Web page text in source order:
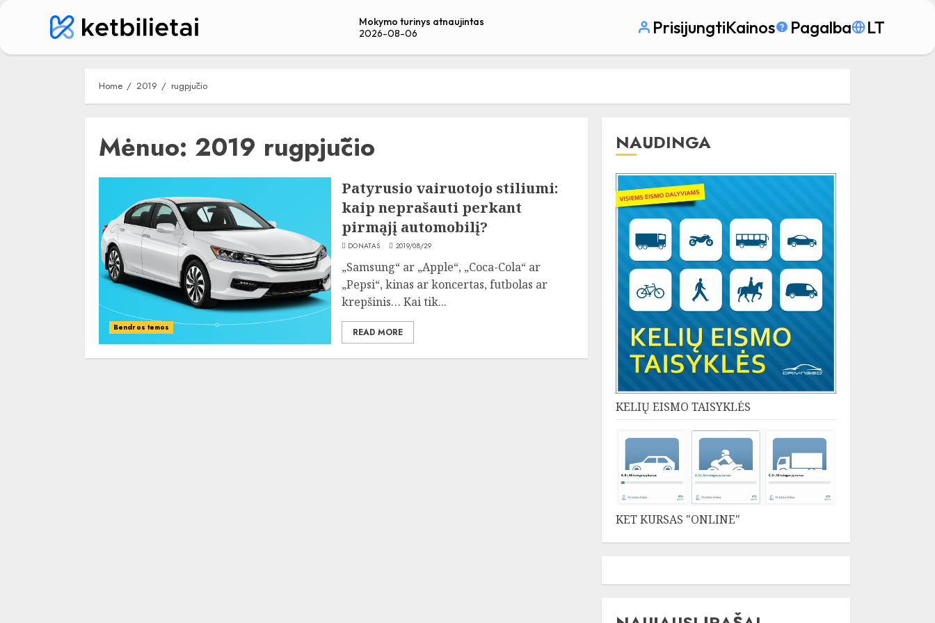
Mokymo turinys atnaujintas
2026-08-06
PrisijungtiKainos Pagalba LT
Home 2019 rugpjūčio
Mėnuo: 2019 rugpjūčio
Bendros temos
Patyrusio vairuotojo stiliumi:
kaip neprašauti perkant
pirmąjį automobilį?
DONATAS 2019/08/29
„Samsung“ ar „Apple“, „Coca-Cola“ ar
„Pepsi“, kinas ar koncertas, futbolas ar
krepšinis… Kai tik...
READ MORE
NAUDINGA
KELIŲ EISMO TAISYKLĖS
KET KURSAS "ONLINE"